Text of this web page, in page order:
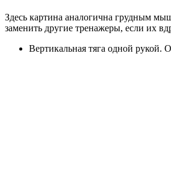
Здесь картина аналогична грудным
заменить другие тренажеры, если их
Вертикальная тяга одной